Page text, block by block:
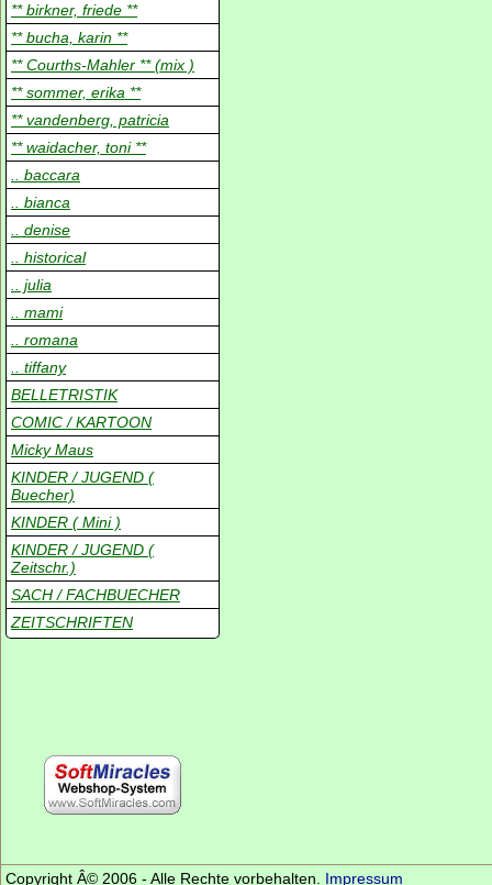
** birkner, friede **
** bucha, karin **
** Courths-Mahler ** (mix )
** sommer, erika **
** vandenberg, patricia
** waidacher, toni **
.. baccara
.. bianca
.. denise
.. historical
.. julia
.. mami
.. romana
.. tiffany
BELLETRISTIK
COMIC / KARTOON
Micky Maus
KINDER / JUGEND (
Buecher)
KINDER ( Mini )
KINDER / JUGEND (
Zeitschr.)
SACH / FACHBUECHER
ZEITSCHRIFTEN
Copyright Â© 2006 - Alle Rechte vorbehalten. Impressum